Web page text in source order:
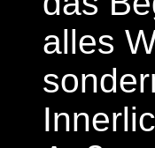
alles